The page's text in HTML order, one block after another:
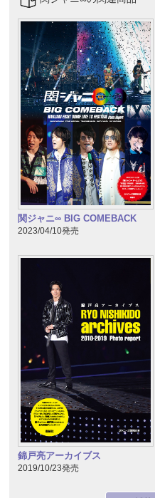
関ジャニ∞ BIG COMEBACK
2023/04/10発売
錦戸亮アーカイブス
2019/10/23発売